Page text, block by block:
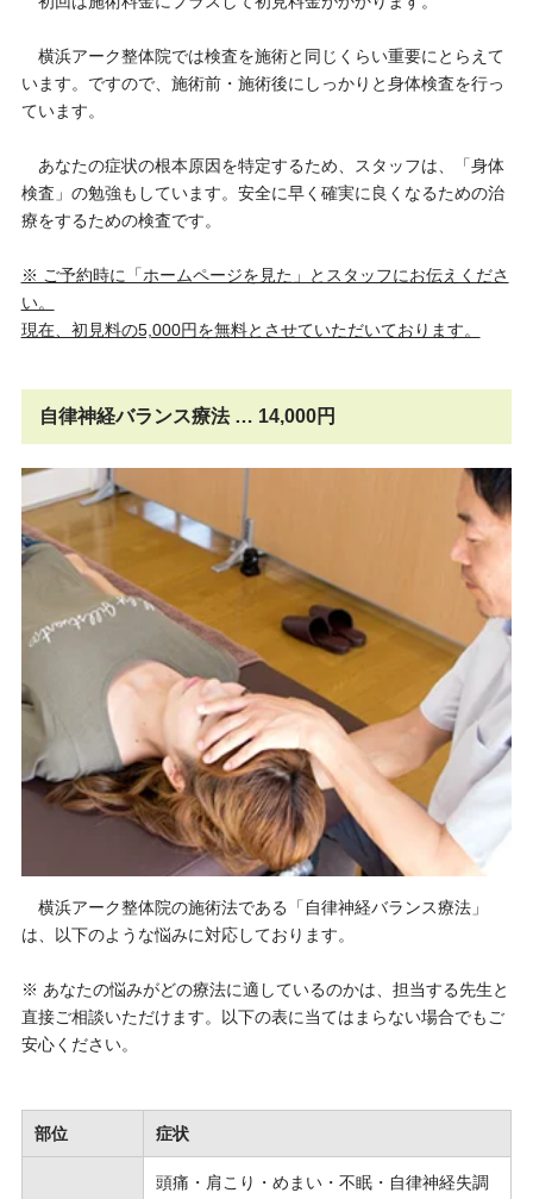
横浜アーク整体院では検査を施術と同じくらい重要にとらえて
います。ですので、施術前・施術後にしっかりと身体検査を行っ
ています。
あなたの症状の根本原因を特定するため、スタッフは、「身体
検査」の勉強もしています。安全に早く確実に良くなるための治
療をするための検査です。
※ ご予約時に「ホームページを見た」とスタッフにお伝えくださ
い。
現在、初見料の5,000円を無料とさせていただいております。
自律神経バランス療法 … 14,000円
横浜アーク整体院の施術法である「自律神経バランス療法」
は、以下のような悩みに対応しております。
※ あなたの悩みがどの療法に適しているのかは、担当する先生と
直接ご相談いただけます。以下の表に当てはまらない場合でもご
安心ください。
部位 症状
頭痛・肩こり・めまい・不眠・自律神経失調